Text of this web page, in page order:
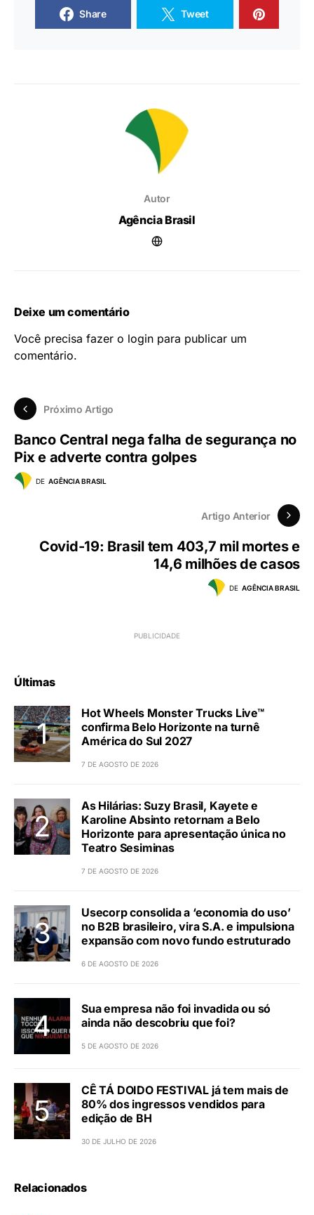
Share Tweet
Autor
Agência Brasil
Deixe um comentário
Você precisa fazer o login para publicar um
comentário.
Próximo Artigo
Banco Central nega falha de segurança no
Pix e adverte contra golpes
DE AGÊNCIA BRASIL
Artigo Anterior
Covid-19: Brasil tem 403,7 mil mortes e
14,6 milhões de casos
DE AGÊNCIA BRASIL
Últimas
Hot Wheels Monster Trucks Live™
confirma Belo Horizonte na turnê
América do Sul 2027
7 DE AGOSTO DE 2026
As Hilárias: Suzy Brasil, Kayete e
Karoline Absinto retornam a Belo
Horizonte para apresentação única no
Teatro Sesiminas
7 DE AGOSTO DE 2026
Usecorp consolida a ‘economia do uso’
no B2B brasileiro, vira S.A. e impulsiona
expansão com novo fundo estruturado
6 DE AGOSTO DE 2026
Sua empresa não foi invadida ou só
ainda não descobriu que foi?
5 DE AGOSTO DE 2026
CÊ TÁ DOIDO FESTIVAL já tem mais de
80% dos ingressos vendidos para
edição de BH
30 DE JULHO DE 2026
Relacionados